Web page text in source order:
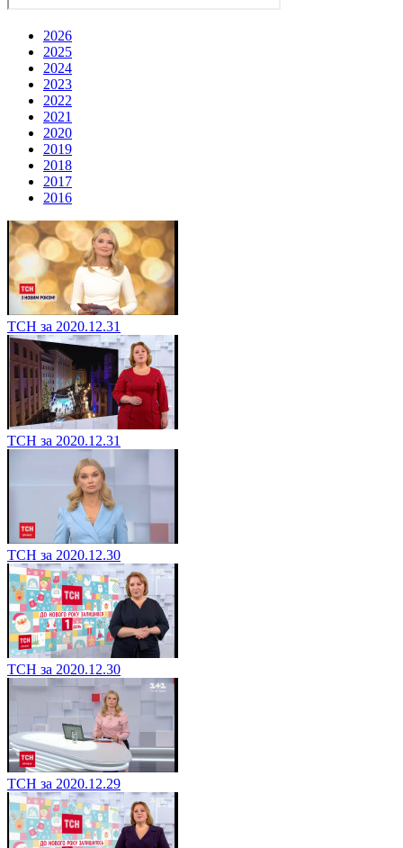
2026
2025
2024
2023
2022
2021
2020
2019
2018
2017
2016
ТСН за 2020.12.31
ТСН за 2020.12.31
ТСН за 2020.12.30
ТСН за 2020.12.30
ТСН за 2020.12.29